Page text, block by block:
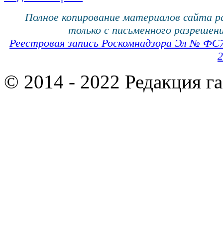
Полное копирование материалов сайта
только с письменного
Реестровая запись Роскомнадзора Эл №
© 2014 - 2022 Редакция